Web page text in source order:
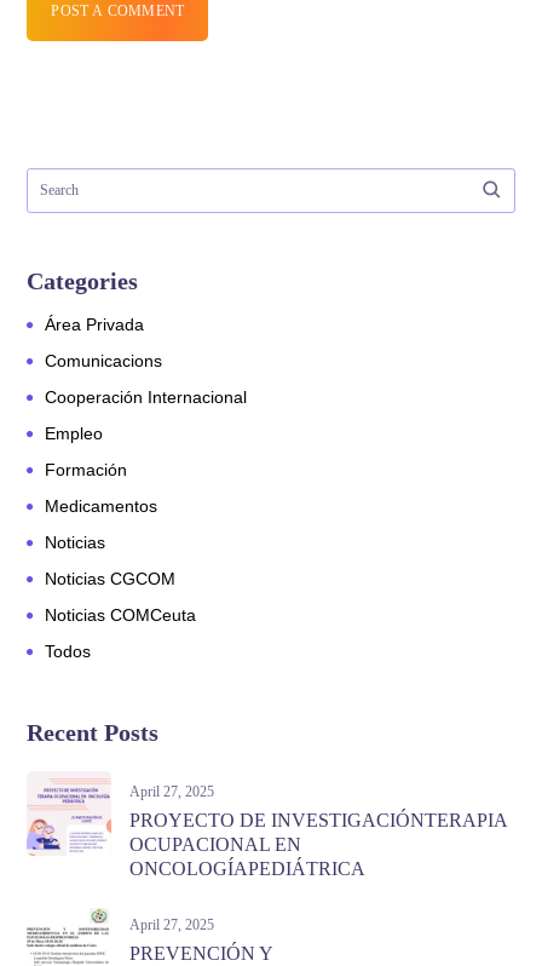
POST A COMMENT
Categories
Área Privada
Comunicacions
Cooperación Internacional
Empleo
Formación
Medicamentos
Noticias
Noticias CGCOM
Noticias COMCeuta
Todos
Recent Posts
April 27, 2025
PROYECTO DE INVESTIGACIÓNTERAPIA
OCUPACIONAL EN
ONCOLOGÍAPEDIÁTRICA
April 27, 2025
PREVENCIÓN Y